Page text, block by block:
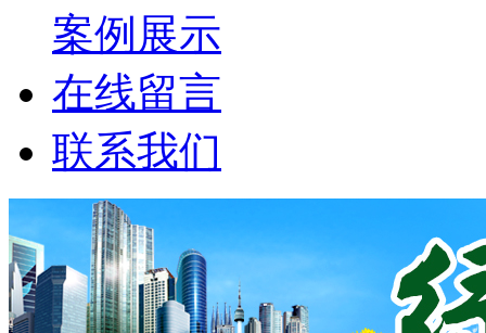
案例展示
在线留言
联系我们